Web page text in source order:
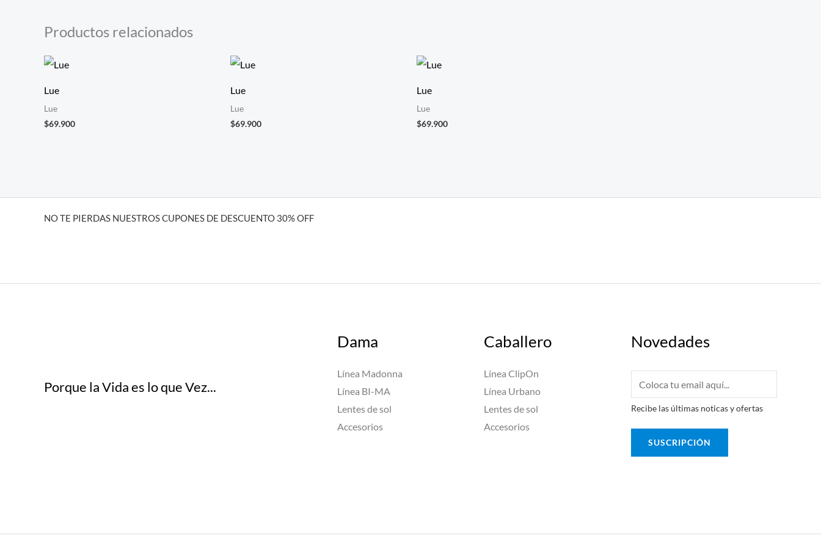
Productos relacionados
Lue
Lue
$69.900
Lue
Lue
$69.900
Lue
Lue
$69.900
NO TE PIERDAS NUESTROS CUPONES DE DESCUENTO 30% OFF
Porque la Vida es lo que Vez...
Dama
Línea Madonna
Línea BI-MA
Lentes de sol
Accesorios
Caballero
Línea ClipOn
Línea Urbano
Lentes de sol
Accesorios
Novedades
m
a
i
Recibe las últimas noticas y ofertas
SUSCRIPCIÓN